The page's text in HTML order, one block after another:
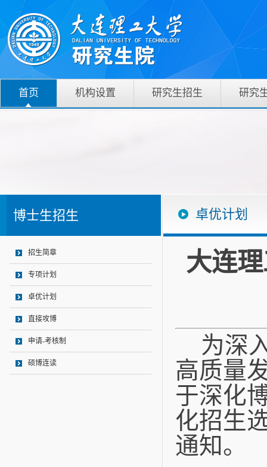
首页 机构设置 研究生招生 研究
博士生招生
招生简章
专项计划
卓优计划
直接攻博
申请-考核制
硕博连读
卓优计划
大连
为深
高质量
于深化
化招生
通知。